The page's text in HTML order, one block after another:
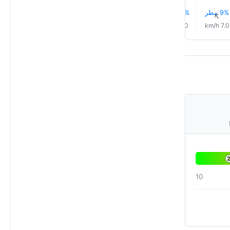
9% مطر↑
7.0 km/h
10% مطر
7.0 km/h
2
10